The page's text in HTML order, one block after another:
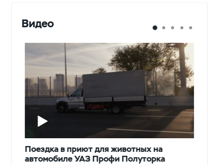
Видео
Поездка в приют для животных на
автомобиле УАЗ Профи Полуторка